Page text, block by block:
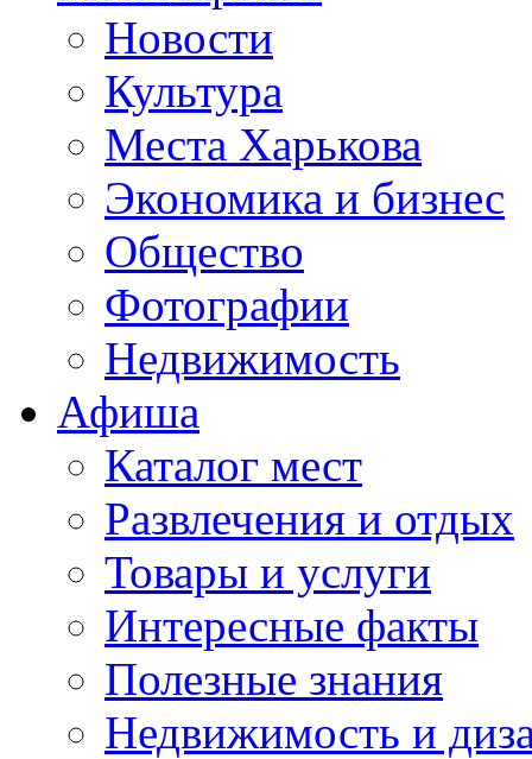
Новости
Культура
Места Харькова
Экономика и бизнес
Общество
Фотографии
Недвижимость
Афиша
Каталог мест
Развлечения и отдых
Товары и услуги
Интересные факты
Полезные знания
Недвижимость и